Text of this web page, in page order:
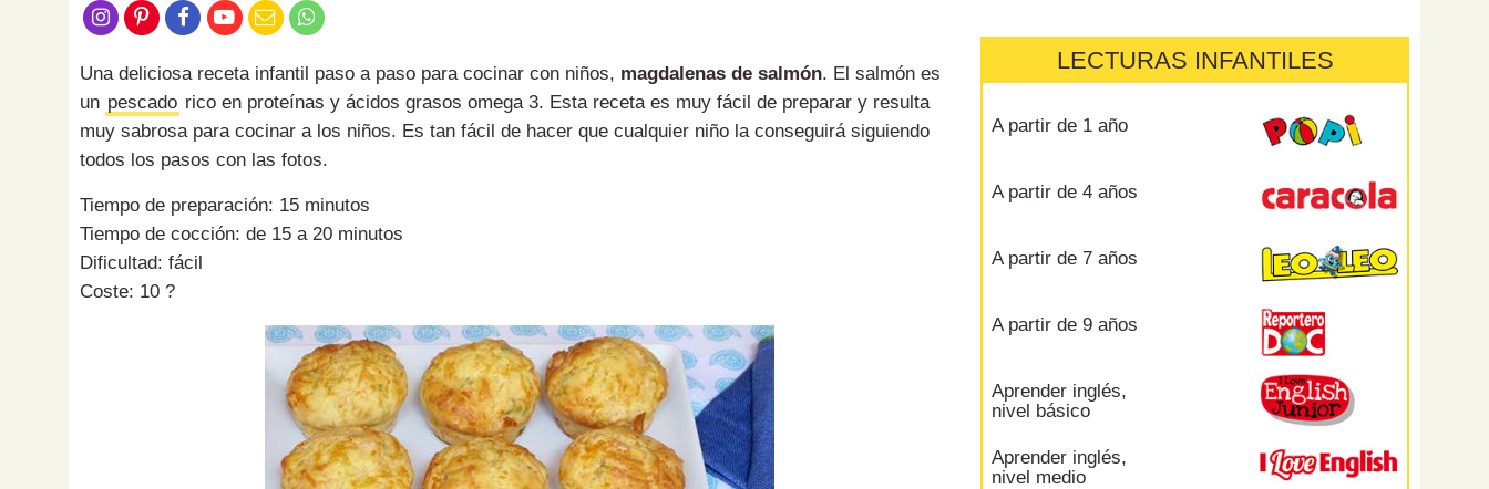
Una deliciosa receta infantil paso a paso para cocinar con niños, magdalenas de salmón. El salmón es
un pescado rico en proteínas y ácidos grasos omega 3. Esta receta es muy fácil de preparar y resulta
muy sabrosa para cocinar a los niños. Es tan fácil de hacer que cualquier niño la conseguirá siguiendo
todos los pasos con las fotos.
Tiempo de preparación: 15 minutos
Tiempo de cocción: de 15 a 20 minutos
Dificultad: fácil
Coste: 10 ?
LECTURAS INFANTILES
A partir de 1 año
A partir de 4 años
A partir de 7 años
A partir de 9 años
Aprender inglés,
nivel básico
Aprender inglés,
nivel medio